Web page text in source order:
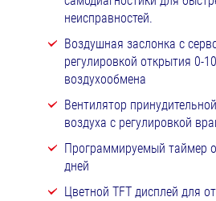
неисправностей.
Воздушная заслонка с
регулировкой открытия 0-
воздухообмена
Вентилятор
воздуха с регулировкой
Программируемый таймер
дней
Цветной TFT дисплей для